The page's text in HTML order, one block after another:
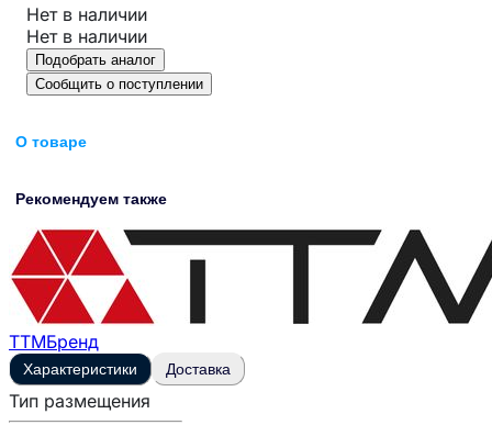
Нет в наличии
Нет в наличии
Подобрать аналог
Сообщить о поступлении
О товаре
Рекомендуем также
ТТМБренд
Характеристики Доставка
Тип размещения